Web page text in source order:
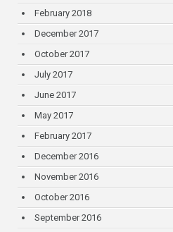
February 2018
December 2017
October 2017
July 2017
June 2017
May 2017
February 2017
December 2016
November 2016
October 2016
September 2016